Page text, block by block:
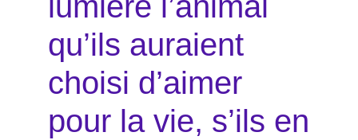
qu’ils auraient
choisi d’aimer
pour la vie, s’ils en